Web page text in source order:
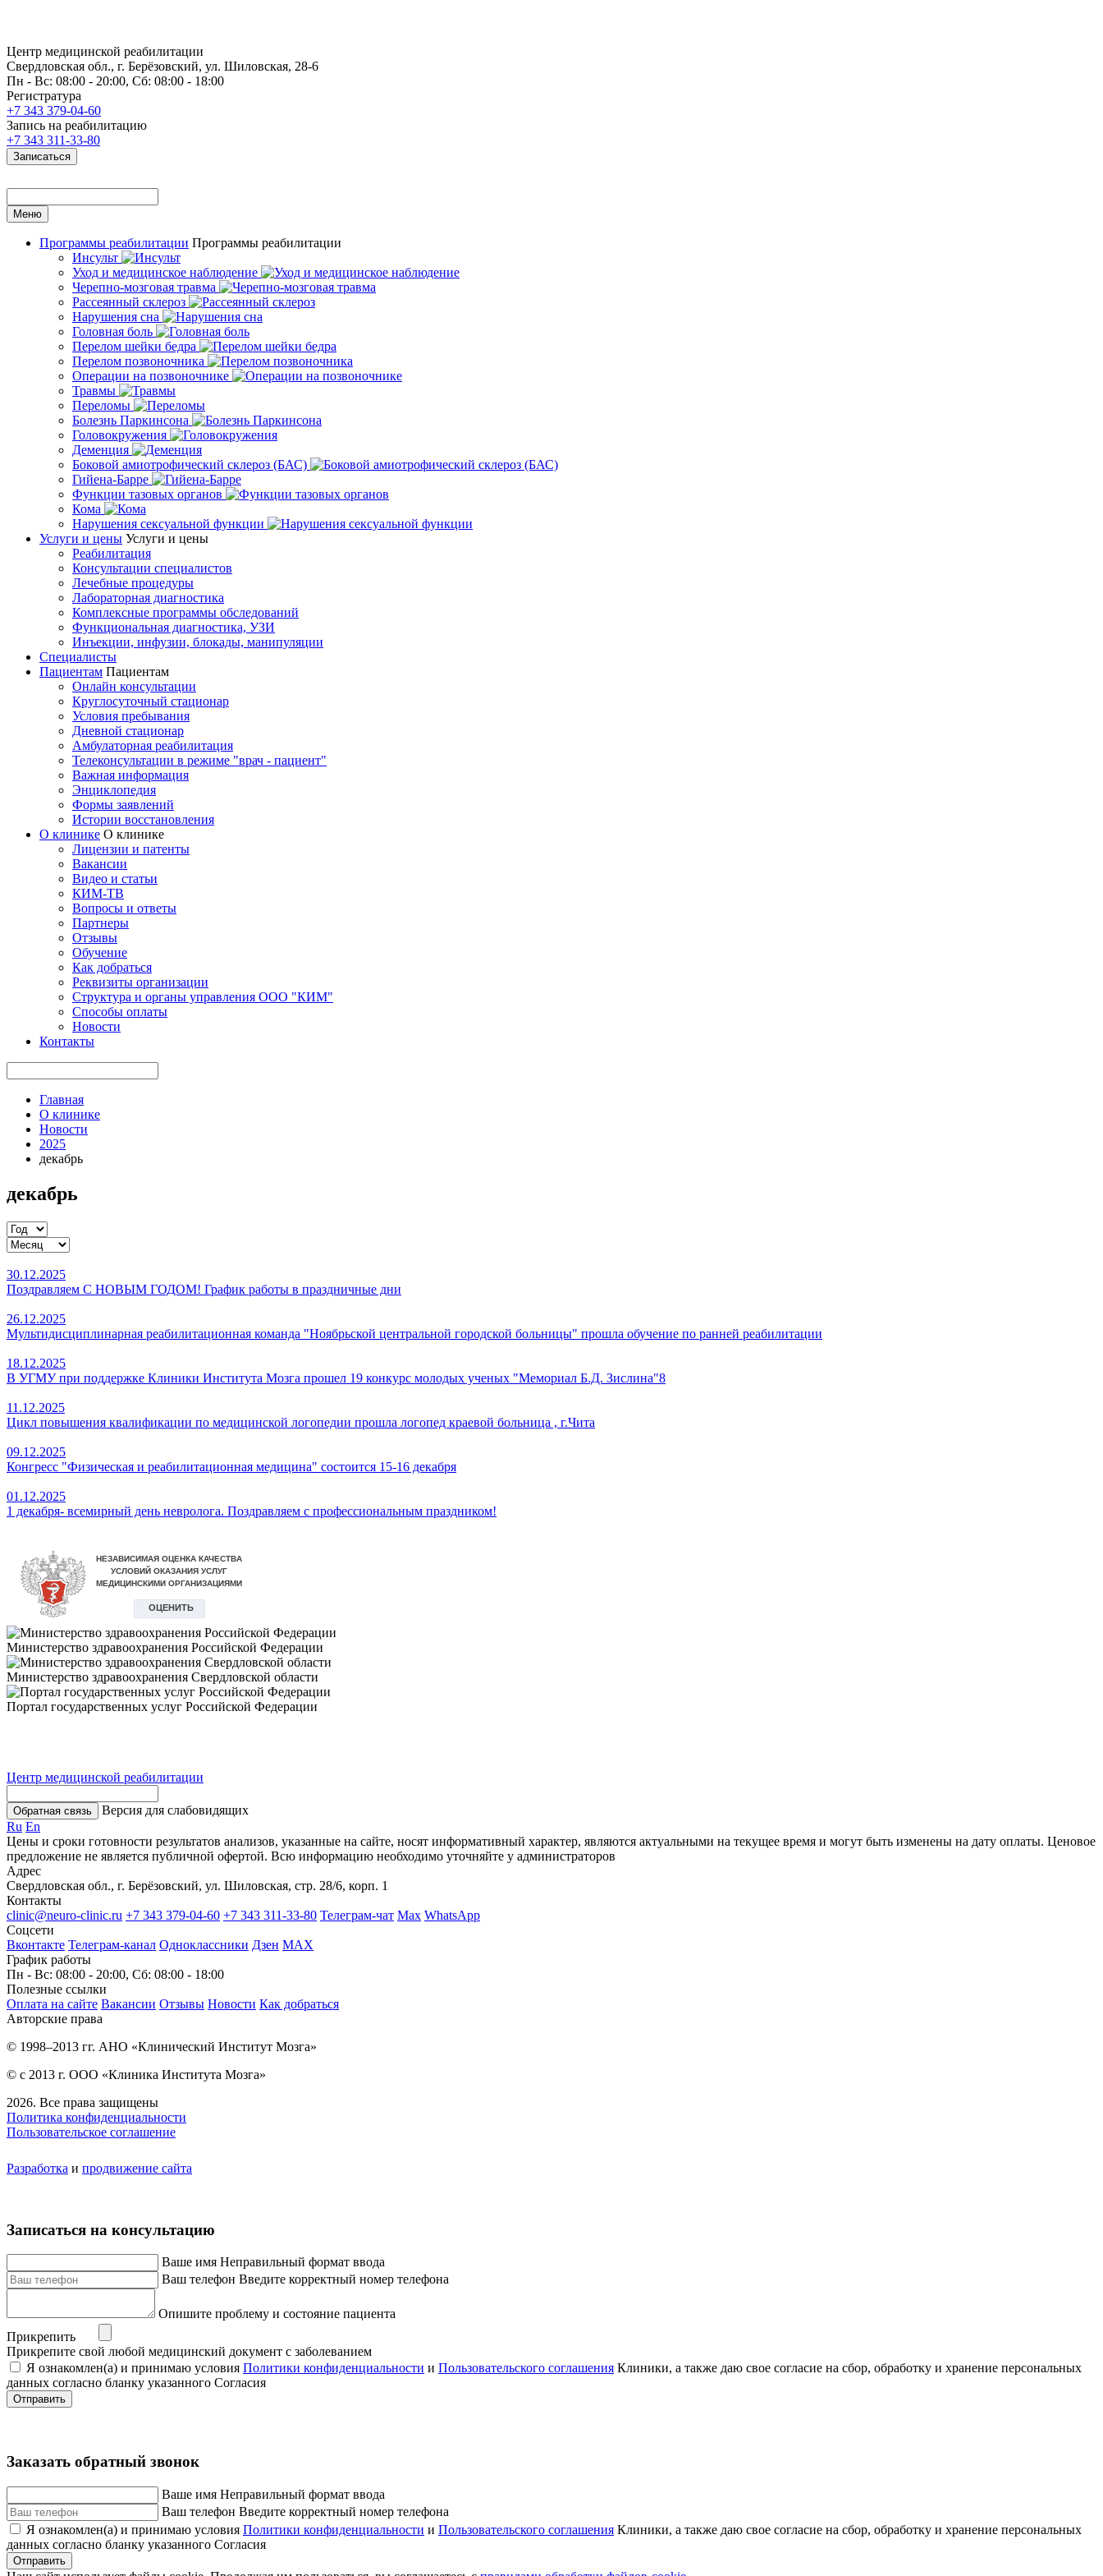
Центр медицинской реабилитации
Свердловская обл., г. Берёзовский, ул. Шиловская, 28-6
Пн - Вс: 08:00 - 20:00, Сб: 08:00 - 18:00
Регистратура
+7 343 379-04-60
Запись на реабилитацию
+7 343 311-33-80
Записаться
Меню
Программы реабилитации Программы реабилитации
Инсульт
Уход и медицинское наблюдение
Черепно-мозговая травма
Рассеянный склероз
Нарушения сна
Головная боль
Перелом шейки бедра
Перелом позвоночника
Операции на позвоночнике
Травмы
Переломы
Болезнь Паркинсона
Головокружения
Деменция
Боковой амиотрофический склероз (БАС)
Гийена-Барре
Функции тазовых органов
Кома
Нарушения сексуальной функции
Услуги и цены Услуги и цены
Реабилитация
Консультации специалистов
Лечебные процедуры
Лабораторная диагностика
Комплексные программы обследований
Функциональная диагностика, УЗИ
Инъекции, инфузии, блокады, манипуляции
Специалисты
Пациентам Пациентам
Онлайн консультации
Круглосуточный стационар
Условия пребывания
Дневной стационар
Амбулаторная реабилитация
Телеконсультации в режиме "врач - пациент"
Важная информация
Энциклопедия
Формы заявлений
Истории восстановления
О клинике О клинике
Лицензии и патенты
Вакансии
Видео и статьи
КИМ-ТВ
Вопросы и ответы
Партнеры
Отзывы
Обучение
Как добраться
Реквизиты организации
Структура и органы управления ООО "КИМ"
Способы оплаты
Новости
Контакты
Главная
О клинике
Новости
2025
декабрь
декабрь
30.12.2025
Поздравляем С НОВЫМ ГОДОМ! График работы в праздничные дни
26.12.2025
Мультидисциплинарная реабилитационная команда "Ноябрьской центральной городской больницы" прошла обучение по ранней реабилитации
18.12.2025
В УГМУ при поддержке Клиники Института Мозга прошел 19 конкурс молодых ученых "Мемориал Б.Д. Зислина"8
11.12.2025
Цикл повышения квалификации по медицинской логопедии прошла логопед краевой больница , г.Чита
09.12.2025
Конгресс "Физическая и реабилитационная медицина" состоится 15-16 декабря
01.12.2025
1 декабря- всемирный день невролога. Поздравляем с профессиональным праздником!
Министерство здравоохранения Российской Федерации
Министерство здравоохранения Свердловской области
Портал государственных услуг Российской Федерации
Центр медицинской реабилитации
Обратная связь
Версия для слабовидящих
Ru En
Цены и сроки готовности результатов анализов, указанные на сайте, носят информативный характер, являются актуальными на текущее время и могут быть изменены на дату оплаты. Ценовое
предложение не является публичной офертой. Всю информацию необходимо уточняйте у администраторов
Адрес
Свердловская обл., г. Берёзовский, ул. Шиловская, стр. 28/6, корп. 1
Контакты
clinic@neuro-clinic.ru +7 343 379-04-60 +7 343 311-33-80 Телеграм-чат Max WhatsApp
Соцсети
Вконтакте Телеграм-канал Одноклассники Дзен МАХ
График работы
Пн - Вс: 08:00 - 20:00, Сб: 08:00 - 18:00
Полезные ссылки
Оплата на сайте Вакансии Отзывы Новости Как добраться
Авторские права
© 1998–2013 гг. АНО «Клинический Институт Мозга»
© с 2013 г. ООО «Клиника Института Мозга»
2026. Все права защищены
Политика конфиденциальности
Пользовательское соглашение
Разработка и продвижение сайта
Записаться на консультацию
Ваше имя Неправильный формат ввода
Ваш телефон Введите корректный номер телефона
Опишите проблему и состояние пациента
Прикрепить
Прикрепите свой любой медицинский документ с заболеванием
Я ознакомлен(а) и принимаю условия Политики конфиденциальности и Пользовательского соглашения Клиники, а также даю свое согласие на сбор, обработку и хранение персональных
данных согласно бланку указанного Согласия
Отправить
Заказать обратный звонок
Ваше имя Неправильный формат ввода
Ваш телефон Введите корректный номер телефона
Я ознакомлен(а) и принимаю условия Политики конфиденциальности и Пользовательского соглашения Клиники, а также даю свое согласие на сбор, обработку и хранение персональных
данных согласно бланку указанного Согласия
Отправить